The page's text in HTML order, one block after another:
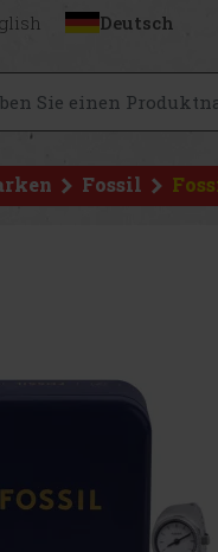
Deutsch
Fossil